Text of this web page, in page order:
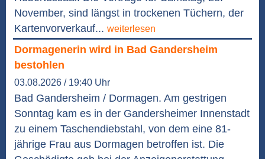
November, sind längst in trockenen Tüchern, der
Kartenvorverkauf... weiterlesen
Dormagenerin wird in Bad Gandersheim
bestohlen
03.08.2026 / 19:40 Uhr
Bad Gandersheim / Dormagen. Am gestrigen
Sonntag kam es in der Gandersheimer Innenstadt
zu einem Taschendiebstahl, von dem eine 81-
jährige Frau aus Dormagen betroffen ist. Die